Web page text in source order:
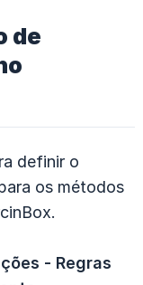
de
definir o
os métodos
- Regras